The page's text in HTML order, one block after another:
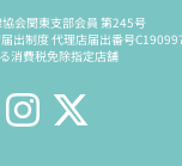
会関東支部会員 第245号
出制度 代理店届出番号
消費税免除指定店舗